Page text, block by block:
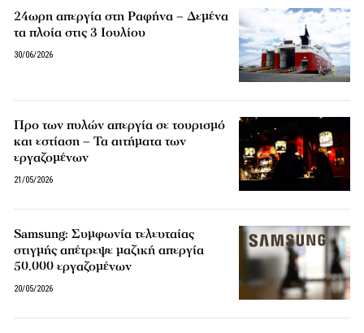
24ωρη απεργία στη Ραφήνα – Δεμένα
τα πλοία στις 3 Ιουλίου
30/06/2026
Προ των πυλών απεργία σε τουρισμό
και εστίαση – Τα αιτήματα των
εργαζομένων
21/05/2026
Samsung: Συμφωνία τελευταίας
στιγμής απέτρεψε μαζική απεργία
50.000 εργαζομένων
20/05/2026